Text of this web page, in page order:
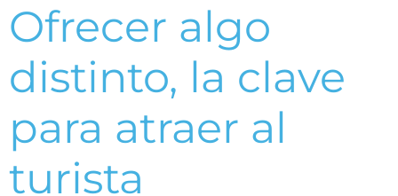
Ofrecer algo
distinto, la clave
para atraer al
turista